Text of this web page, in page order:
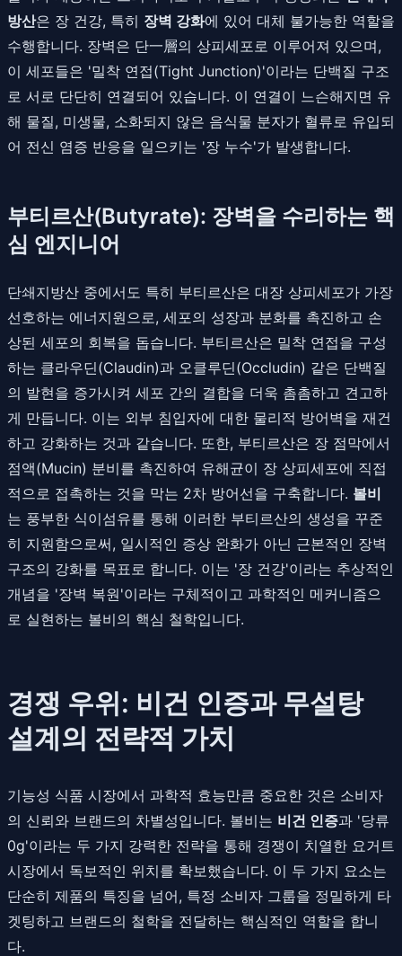
방산은 장 건강, 특히 장벽 강화에 있어 대체 불가능한 역할을
수행합니다. 장벽은 단一層의 상피세포로 이루어져 있으며,
이 세포들은 '밀착 연접(Tight Junction)'이라는 단백질 구조
로 서로 단단히 연결되어 있습니다. 이 연결이 느슨해지면 유
해 물질, 미생물, 소화되지 않은 음식물 분자가 혈류로 유입되
어 전신 염증 반응을 일으키는 '장 누수'가 발생합니다.
부티르산(Butyrate): 장벽을 수리하는 핵
심 엔지니어
단쇄지방산 중에서도 특히 부티르산은 대장 상피세포가 가장
선호하는 에너지원으로, 세포의 성장과 분화를 촉진하고 손
상된 세포의 회복을 돕습니다. 부티르산은 밀착 연접을 구성
하는 클라우딘(Claudin)과 오클루딘(Occludin) 같은 단백질
의 발현을 증가시켜 세포 간의 결합을 더욱 촘촘하고 견고하
게 만듭니다. 이는 외부 침입자에 대한 물리적 방어벽을 재건
하고 강화하는 것과 같습니다. 또한, 부티르산은 장 점막에서
점액(Mucin) 분비를 촉진하여 유해균이 장 상피세포에 직접
적으로 접촉하는 것을 막는 2차 방어선을 구축합니다. 볼비
는 풍부한 식이섬유를 통해 이러한 부티르산의 생성을 꾸준
히 지원함으로써, 일시적인 증상 완화가 아닌 근본적인 장벽
구조의 강화를 목표로 합니다. 이는 '장 건강'이라는 추상적인
개념을 '장벽 복원'이라는 구체적이고 과학적인 메커니즘으
로 실현하는 볼비의 핵심 철학입니다.
경쟁 우위: 비건 인증과 무설탕
설계의 전략적 가치
기능성 식품 시장에서 과학적 효능만큼 중요한 것은 소비자
의 신뢰와 브랜드의 차별성입니다. 볼비는 비건 인증과 '당류
0g'이라는 두 가지 강력한 전략을 통해 경쟁이 치열한 요거트
시장에서 독보적인 위치를 확보했습니다. 이 두 가지 요소는
단순히 제품의 특징을 넘어, 특정 소비자 그룹을 정밀하게 타
겟팅하고 브랜드의 철학을 전달하는 핵심적인 역할을 합니
다.